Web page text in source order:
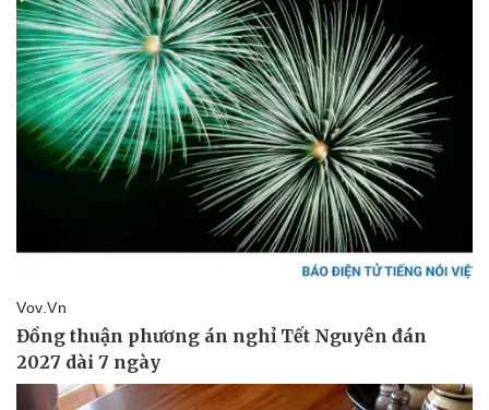
Doanh nghiệp Công nghệ